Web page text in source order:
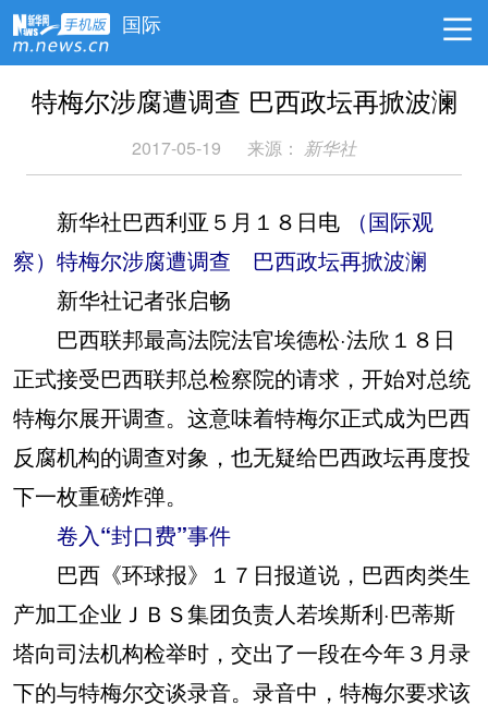
国际
特梅尔涉腐遭调查 巴西政坛再掀波澜
2017-05-19 来源： 新华社
新华社巴西利亚５月１８日电
（国际观
察）特梅尔涉腐遭调查 巴西政坛再掀波澜
新华社记者张启畅
巴西联邦最高法院法官埃德松·法欣１８日
正式接受巴西联邦总检察院的请求，开始对总统
特梅尔展开调查。这意味着特梅尔正式成为巴西
反腐机构的调查对象，也无疑给巴西政坛再度投
下一枚重磅炸弹。
卷入“封口费”事件
巴西《环球报》１７日报道说，巴西肉类生
产加工企业ＪＢＳ集团负责人若埃斯利·巴蒂斯
塔向司法机构检举时，交出了一段在今年３月录
下的与特梅尔交谈录音。录音中，特梅尔要求该